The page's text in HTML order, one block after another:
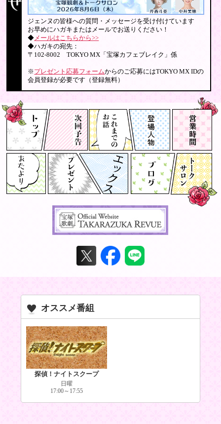
ジェンヌの皆様への質問・メッセージを受け付けています
お早めにハガキまたはメールでお送りください！
◆メールはこちらから>>
◆ハガキの宛先：
〒102-8002 TOKYO MX「宝塚カフェブレイク」係
※ プレゼント応募フォームからのご応募にはTOKYO MX IDの
会員登録が必要です（登録無料）
オススメ番組
探偵！ナイトスクープ
日曜
17:00～17:55